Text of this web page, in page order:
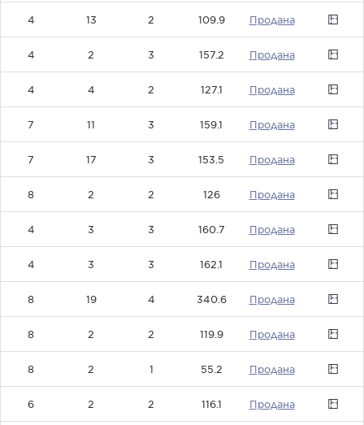
4 13 2 109.9 0
4 2 3 157.2 0
4 4 2 127.1 0
7 11 3 159.1 0
7 17 3 153.5 0
8 2 2 126 0
4 3 3 160.7 0
4 3 3 162.1 0
8 19 4 340.6 0
8 2 2 119.9 0
8 2 1 55.2 0
6 2 2 116.1 0